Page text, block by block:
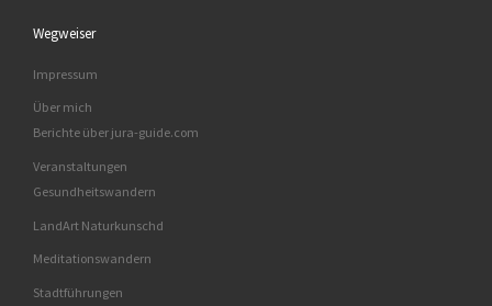
Wegweiser
Impressum
Über mich
Berichte über jura-guide.com
Veranstaltungen
Gesundheitswandern
LandArt Naturkunschd
Meditationswandern
Stadtführungen